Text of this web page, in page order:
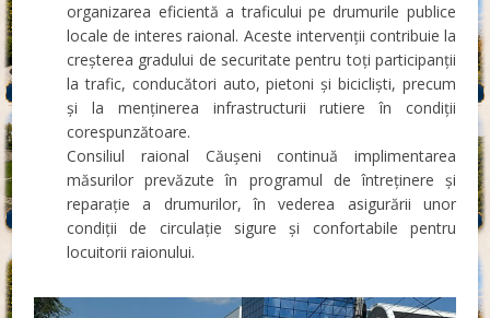
organizarea eficientă a traficului pe drumurile publice
locale de interes raional. Aceste intervenții contribuie la
creșterea gradului de securitate pentru toți participanții
la trafic, conducători auto, pietoni și bicicliști, precum
și la menținerea infrastructurii rutiere în condiții
corespunzătoare.
Consiliul raional Căușeni continuă implimentarea
măsurilor prevăzute în programul de întreținere și
reparație a drumurilor, în vederea asigurării unor
condiții de circulație sigure și confortabile pentru
locuitorii raionului.